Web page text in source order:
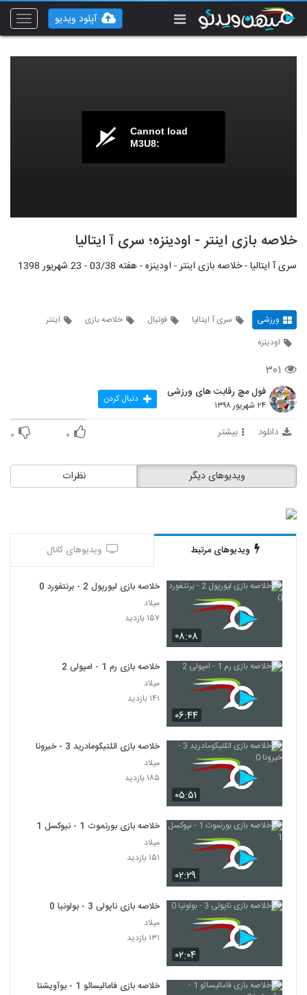
Toggle
آپلود ویدیو
Cannot load
M3U8:
خلاصه بازی اینتر - اودینزه؛ سری آ ایتالیا
سری آ ایتالیا - خلاصه بازی اینتر - اودینزه - هفته 03/38 - 23 شهریور 1398
ورزشی سری آ ایتالیا فوتبال خلاصه بازی
اینتر
اودینزه
۳۰۱
فول مچ رقابت های ورزشی
۲۴ شهریور ۱۳۹۸ دنبال کردن
دانلود بیشتر ۰ ۰
نظرات ویدیوهای دیگر
ویدیوهای مرتبط ویدیوهای کانال
۰۸:۰۸
خلاصه بازی لیورپول 2 - برنتفورد 0
میلاد
۱۵۷ بازدید
۰۶:۴۴
خلاصه بازی رم 1 - امپولی 2
میلاد
۱۴۱ بازدید
۰۵:۵۱
خلاصه بازی اتلتیکومادرید 3 - خیرونا 0
میلاد
۱۸۵ بازدید
۰۲:۲۹
خلاصه بازی بورنموث 1 - نیوکسل 1
میلاد
۱۵۱ بازدید
۰۲:۰۴
خلاصه بازی ناپولی 3 - بولونیا 0
میلاد
۱۳۱ بازدید
خلاصه بازی فامالیسائو 1 - بوآویشتا 0